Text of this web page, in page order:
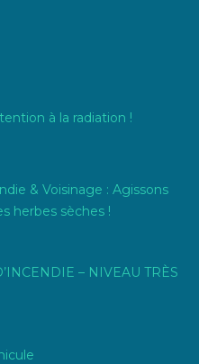
à la radiation !
& Voisinage : Agissons
herbes sèches !
– NIVEAU TRÈS